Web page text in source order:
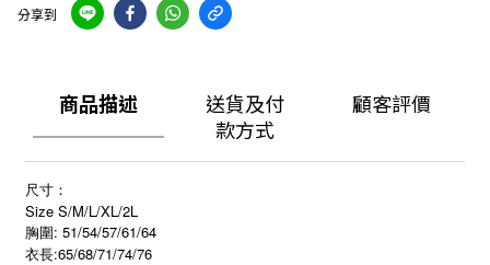
分享到
商品描述
送貨及付
款方式
顧客評價
尺寸：
Size S/M/L/XL/2L
胸圍: 51/54/57/61/64
衣長:65/68/71/74/76